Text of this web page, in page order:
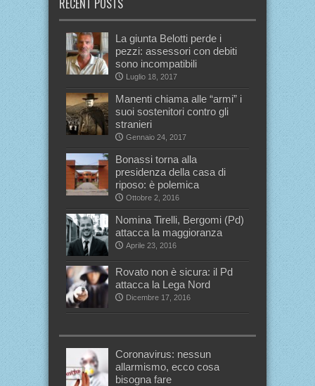
RECENT POSTS
La giunta Belotti perde i
pezzi: assessori con debiti
sono incompatibili
Luglio 18, 2017
Manenti chiama alle “armi” i
suoi sostenitori contro gli
stranieri
Gennaio 24, 2017
Bonassi torna alla
presidenza della casa di
riposo: è polemica
Ottobre 2, 2016
Nomina Tirelli, Bergomi (Pd)
attacca la maggioranza
Aprile 23, 2016
Rovato non è sicura: il Pd
attacca la Lega Nord
Dicembre 17, 2016
Coronavirus: nessun
allarmismo, ecco cosa
bisogna fare